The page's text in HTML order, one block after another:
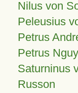
Nilus von
Peleusius
Petrus
Petrus
Saturninus
Russon